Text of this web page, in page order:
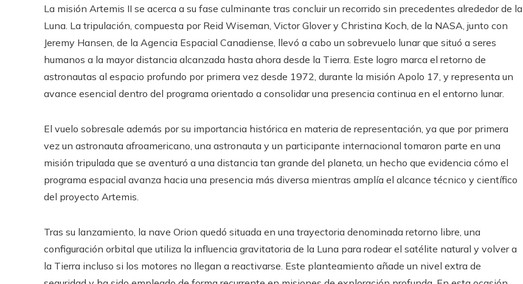
La misión Artemis II se acerca a su fase culminante tras concluir un recorrido sin precedentes alrededor de la
Luna. La tripulación, compuesta por Reid Wiseman, Victor Glover y Christina Koch, de la NASA, junto con
Jeremy Hansen, de la Agencia Espacial Canadiense, llevó a cabo un sobrevuelo lunar que situó a seres
humanos a la mayor distancia alcanzada hasta ahora desde la Tierra. Este logro marca el retorno de
astronautas al espacio profundo por primera vez desde 1972, durante la misión Apolo 17, y representa un
avance esencial dentro del programa orientado a consolidar una presencia continua en el entorno lunar.
El vuelo sobresale además por su importancia histórica en materia de representación, ya que por primera
vez un astronauta afroamericano, una astronauta y un participante internacional tomaron parte en una
misión tripulada que se aventuró a una distancia tan grande del planeta, un hecho que evidencia cómo el
programa espacial avanza hacia una presencia más diversa mientras amplía el alcance técnico y científico
del proyecto Artemis.
Tras su lanzamiento, la nave Orion quedó situada en una trayectoria denominada retorno libre, una
configuración orbital que utiliza la influencia gravitatoria de la Luna para rodear el satélite natural y volver a
la Tierra incluso si los motores no llegan a reactivarse. Este planteamiento añade un nivel extra de